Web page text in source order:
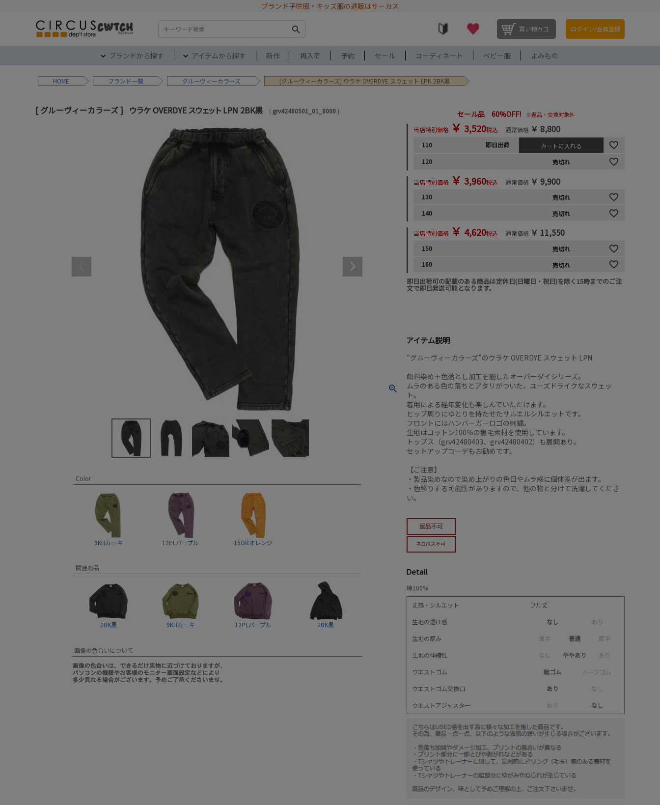
ブランド子供服・キッズ服の通販はサーカス
検索 買い物カゴ ログイン/会員登録
ブランドから探す アイテムから探す 新作 再入荷 予約 セール コーディネート ベビー服 よみもの
HOME ブランド グルーヴィーカラーズ [グルーヴィーカラーズ] ウラケ OVERDYE スウェット LPN 2BK黒
グルーヴィーカラーズ ウラケ OVERDYE スウェット LPN 2BK黒 grv42480501_01_8000
Color
9KHカーキ 12PLパープル 15ORオレンジ
関連商品
2BK黒 9KHカーキ 12PLパープル 2BK黒
画像の色合いについて
セール品 60%OFF! ※返品・交換対象外
当店特別価格 ￥ 3,520税込 通常価格 ￥ 8,800
110 即日出荷
カートに入れる
120
売切れ
当店特別価格 ￥ 3,960税込 通常価格 ￥ 9,900
130
売切れ
140
売切れ
当店特別価格 ￥ 4,620税込 通常価格 ￥ 11,550
150
売切れ
160
売切れ
即日出荷可の記載のある商品は定休日(日曜日・祝日)を除く15時までのご注
文で即日発送可能となります。
アイテム説明
“グルーヴィーカラーズ”のウラケ OVERDYE スウェット LPN
顔料染め＋色落とし加工を施したオーバーダイシリーズ。
ムラのある色の落ちとアタリがついた、ユーズドライクなスウェッ
ト。
着用による経年変化も楽しんでいただけます。
ヒップ周りにゆとりを持たせたサルエルシルエットです。
フロントにはハンバーガーロゴの刺繍。
生地はコットン100％の裏毛素材を使用しています。
トップス（grv42480403、grv42480402）も展開あり。
セットアップコーデもお勧めです。
【ご注意】
・製品染めなので染め上がりの色目やムラ感に個体差が出ます。
・色移りする可能性がありますので、他の物と分けて洗濯してくださ
い。
Detail
綿100%
丈感・シルエット
フル丈
生地の透け感
なし あ り
生地の厚み
薄手 普通 厚手
生地の伸縮性
な し ややあり あ り
ウエストゴム
総ゴム ハーフ ゴ ム
ウエストゴム交換口
あり な し
ウエストアジャスター
あ り なし